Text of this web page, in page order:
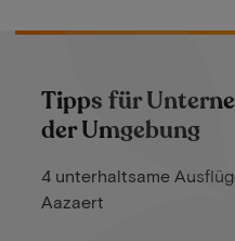
Tipps für
der Umgebung
4 unterhaltsame
Aazaert